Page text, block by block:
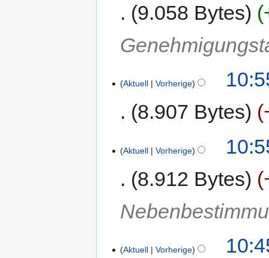
9.058 Bytes
Aktuell Vorherige
8.907 Bytes
Aktuell Vorherige
8.912 Bytes
Aktuell Vorherige